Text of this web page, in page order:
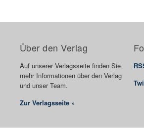
Über den Verlag
Auf unserer Verlagsseite finden Sie
mehr Informationen über den Verlag
und unser Team.
Zur Verlagsseite »